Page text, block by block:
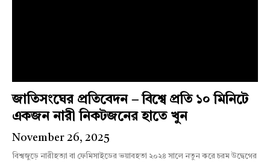
জাতিসংঘের প্রতিবেদন – বিশ্বে প্রতি ১০ মিনিটে
একজন নারী নিকটজনের হাতে খুন
November 26, 2025
বিশ্বজুড়ে নারীহত্যা বা ফেমিসাইডের ভয়াবহতা ২০২৪ সালে নতুন করে চরম উদ্বেগের